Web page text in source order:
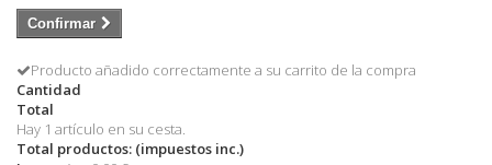
Confirmar
Producto añadido correctamente a su carrito de la compra
Cantidad
Total
Hay 1 artículo en su cesta.
Total productos: (impuestos inc.)